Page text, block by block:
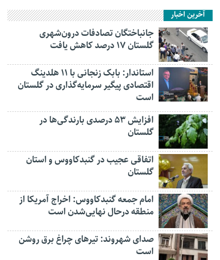
آخرین اخبار
جانباختگان تصادفات درون‌شهری
گلستان ۱۷ درصد کاهش یافت
استاندار: بابک زنجانی با ۱۱ هلدینگ
اقتصادی پیگیر سرمایه‌گذاری در گلستان
است
افزایش ۵۳ درصدی بارندگی‌ها در
گلستان
اتفاقی عجیب در‌ گنبدکاووس و استان
گلستان
امام جمعه گنبدکاووس: اخراج آمریکا از
منطقه درحال نهایی‌شدن است
صدای شهروند: تیرهای چراغ برق روشن
است